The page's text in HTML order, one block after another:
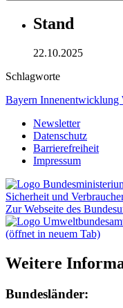
Stand
22.10.2025
Schlagworte
Bayern Innenentwicklung
Newsletter
Datenschutz
Barrierefreiheit
Impressum
Zur Webseite des
(öffnet in neuem Tab)
Weitere
Bundesländer: